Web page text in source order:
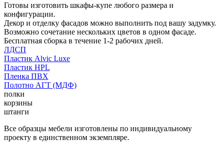
Готовы изготовить шкафы-купе любого размера и
конфигурации.
Декор и отделку фасадов можно выполнить под вашу задумку.
Возможно сочетание нескольких цветов в одном фасаде.
Бесплатная сборка в течение 1-2 рабочих дней.
ЛДСП
Пластик Alvic Luxe
Пластик HPL
Пленка ПВХ
Полотно АГТ (МДФ)
полки
корзины
штанги
Все образцы мебели изготовлены по индивидуальному
проекту в единственном экземпляре.